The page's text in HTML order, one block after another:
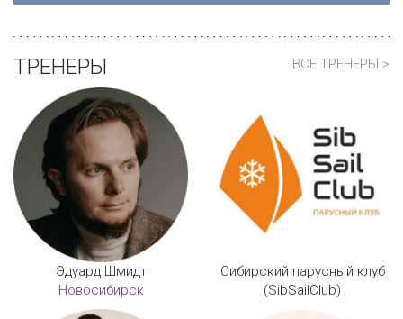
ВСЕ ТРЕНЕРЫ >
ТРЕНЕРЫ
Эдуард Шмидт
Новосибирск
Сибирский парусный клуб
(SibSailClub)